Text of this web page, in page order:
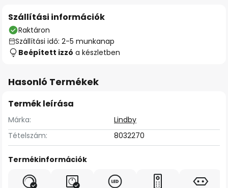
Szállítási információk
Raktáron
Szállítási idő: 2-5 munkanap
Beépített izzó a készletben
Hasonló Termékek
Termék leírása
Márka:
Lindby
Tételszám:
8032270
Termékinformációk